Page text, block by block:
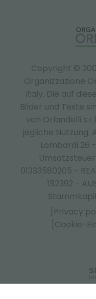
Copyright ©
Organizzazione
Italy. Die auf
Bilder und Texte
von Orlandelli
jegliche Nutzung.
Lombardi 26
01333580205 -
152392 -
[Privacy
[Cookie-